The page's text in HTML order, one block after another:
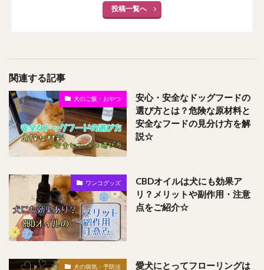
投稿一覧へ
関連する記事
犬のご飯・おやつ
安心・安全なドッグフードの
選び方とは？危険な原材料と
安全なフードの見分け方を解
説☆
ワンコグッズ
CBDオイルは犬にも効果ア
リ？メリットや副作用・注意
点をご紹介☆
犬の病気・予防法
愛犬にとってフローリングは